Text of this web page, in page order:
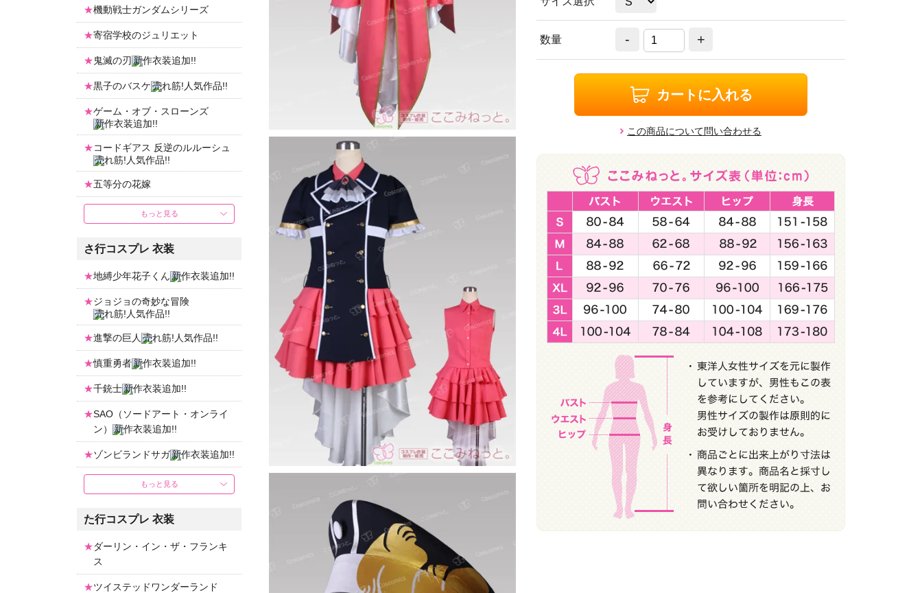
数量 - +
カートに入れる
この商品について問い合わせる
機動戦士ガンダムシリーズ
寄宿学校のジュリエット
鬼滅の刃
黒子のバスケ
ゲーム・オブ・スローンズ
コードギアス 反逆のルルーシュ
五等分の花嫁
もっと見る
さ行コスプレ 衣装
地縛少年花子くん
ジョジョの奇妙な冒険
進撃の巨人
慎重勇者
千銃士
SAO（ソードアート・オンライ
ン）
ゾンビランドサガ
もっと見る
た行コスプレ 衣装
ダーリン・イン・ザ・フランキ
ス
ツイステッドワンダーランド